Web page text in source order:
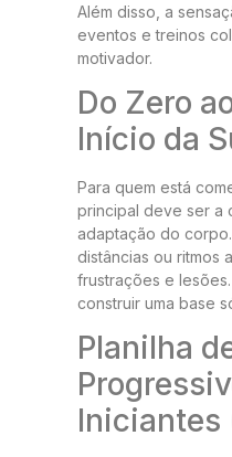
Além disso, a
eventos e treinos
motivador.
Do Zero
Início da
Para quem está
principal deve ser a
adaptação do
distâncias ou ritmos
frustrações e
construir uma base
Planilha
Iniciantes